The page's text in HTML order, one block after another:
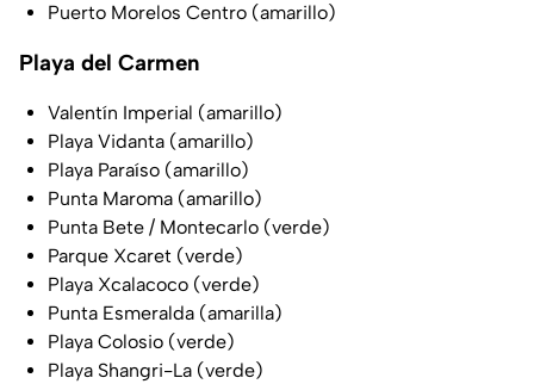
Puerto Morelos Centro (amarillo)
Playa del Carmen
Valentín Imperial (amarillo)
Playa Vidanta (amarillo)
Playa Paraíso (amarillo)
Punta Maroma (amarillo)
Punta Bete / Montecarlo (verde)
Parque Xcaret (verde)
Playa Xcalacoco (verde)
Punta Esmeralda (amarilla)
Playa Colosio (verde)
Playa Shangri-La (verde)